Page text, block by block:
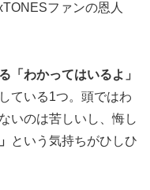
ファンの恩人
「わかってはいるよ」
ている1つ。頭ではわ
いのは苦しいし、悔し
という気持ちがひしひ